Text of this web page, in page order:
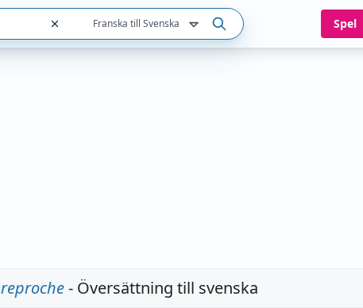
Franska till Svenska Spel
reproche- Översättning till svenska